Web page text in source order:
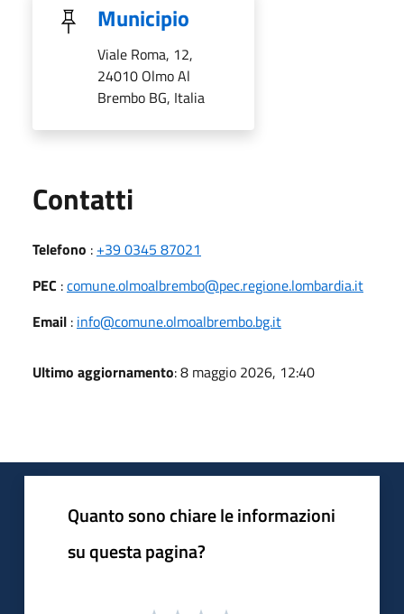
Municipio
Viale Roma, 12,
24010 Olmo Al
Brembo BG, Italia
Contatti
Telefono : +39 0345 87021
PEC :comune.olmoalbrembo@pec.regione.lombardia.it
Email : info@comune.olmoalbrembo.bg.it
Ultimo aggiornamento: 8 maggio 2026, 12:40
Quanto sono chiare le informazioni
su questa pagina?